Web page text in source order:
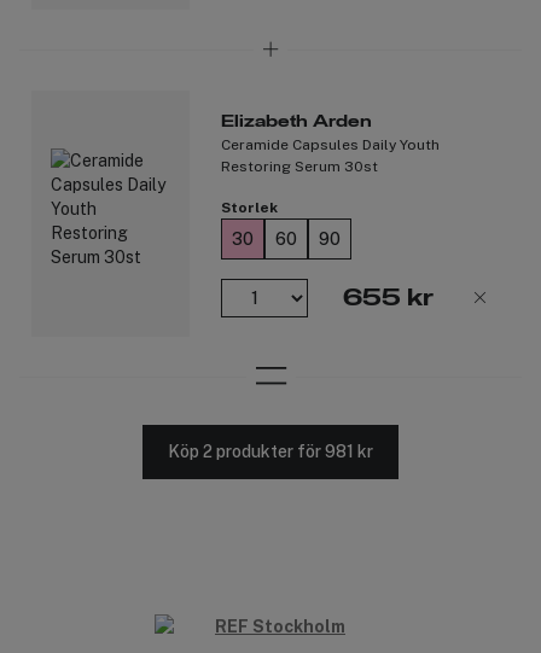
Elizabeth Arden
Ceramide Capsules Daily Youth
Restoring Serum 30st
Storlek
30 60 90
655 kr
Köp 2 produkter för 981 kr